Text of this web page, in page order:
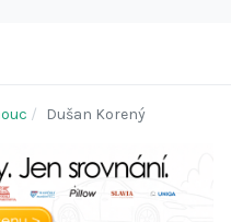
Dušan Korený